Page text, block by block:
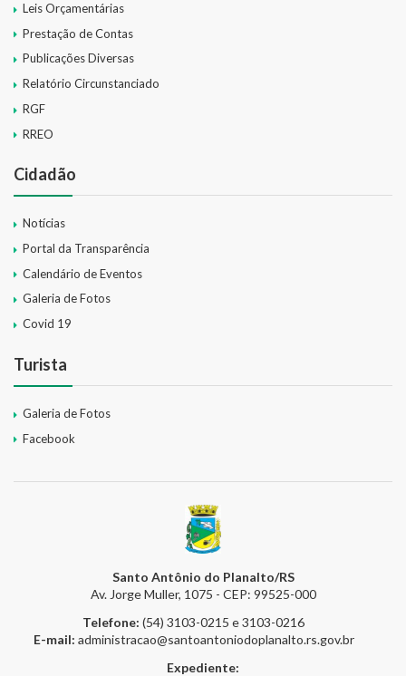
Leis Orçamentárias
Prestação de Contas
Publicações Diversas
Relatório Circunstanciado
RGF
RREO
Cidadão
Notícias
Portal da Transparência
Calendário de Eventos
Galeria de Fotos
Covid 19
Turista
Galeria de Fotos
Facebook
Santo Antônio do Planalto/RS
Av. Jorge Muller, 1075 - CEP: 99525-000
Telefone: (54) 3103-0215 e 3103-0216
E-mail: administracao@santoantoniodoplanalto.rs.gov.br
Expediente: